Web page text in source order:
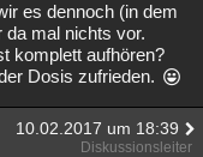
es dennoch (in dem
mal nichts vor.
komplett aufhören?
Dosis zufrieden.
10.02.2017 um 18:39
Diskussionsleiter